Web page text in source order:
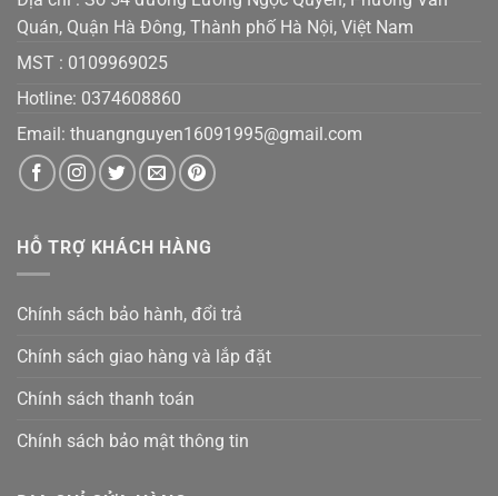
Quán, Quận Hà Đông, Thành phố Hà Nội, Việt Nam
MST : 0109969025
Hotline: 0374608860
Email: thuangnguyen16091995@gmail.com
HỖ TRỢ KHÁCH HÀNG
Chính sách bảo hành, đổi trả
Chính sách giao hàng và lắp đặt
Chính sách thanh toán
Chính sách bảo mật thông tin